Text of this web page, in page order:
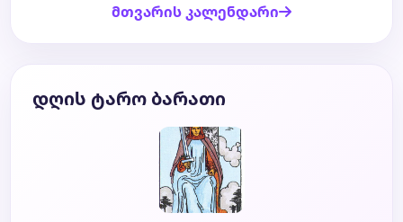
მთვარის კალენდარი
დღის ტარო ბარათი